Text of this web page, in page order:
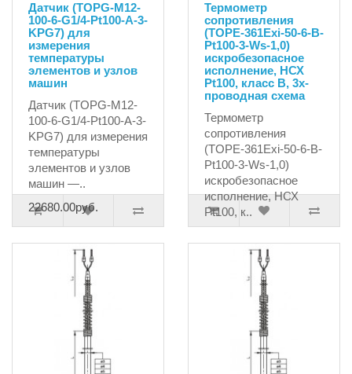
Датчик (TOPG-M12-
100-6-G1/4-Pt100-A-3-
KPG7) для
измерения
температуры
элементов и узлов
машин
Датчик (TOPG-M12-
100-6-G1/4-Pt100-A-3-
KPG7) для измерения
температуры
элементов и узлов
машин —..
22680.00руб.
Термометр
сопротивления
(TOPE-361Exi-50-6-B-
Pt100-3-Ws-1,0)
искробезопасное
исполнение, НСХ
Pt100, класс В, 3х-
проводная схема
Термометр
сопротивления
(TOPE-361Exi-50-6-B-
Pt100-3-Ws-1,0)
искробезопасное
исполнение, НСХ
Pt100, к..